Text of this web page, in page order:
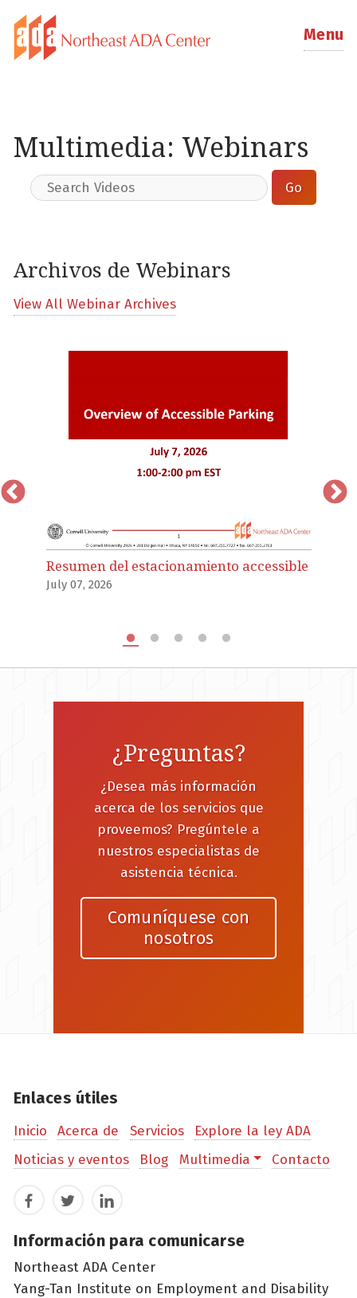
Menu
Multimedia: Webinars
Archivos de Webinars
View All Webinar Archives
Resumen del estacionamiento accessible
July 07, 2026
¿Preguntas?
¿Desea más información
acerca de los servicios que
proveemos? Pregúntele a
nuestros especialistas de
asistencia técnica.
Comuníquese con
nosotros
Enlaces útiles
Inicio Acerca de Servicios
Explore la ley ADA
Noticias y eventos
Blog Multimedia Contacto
FacebookTwitterLinkedIn
Información para comunicarse
Northeast ADA Center
Yang-Tan Institute on Employment and Disability